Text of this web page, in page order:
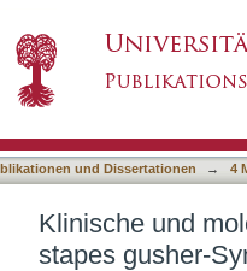
und Dissertationen → 4
Klinische und
stapes gusher-